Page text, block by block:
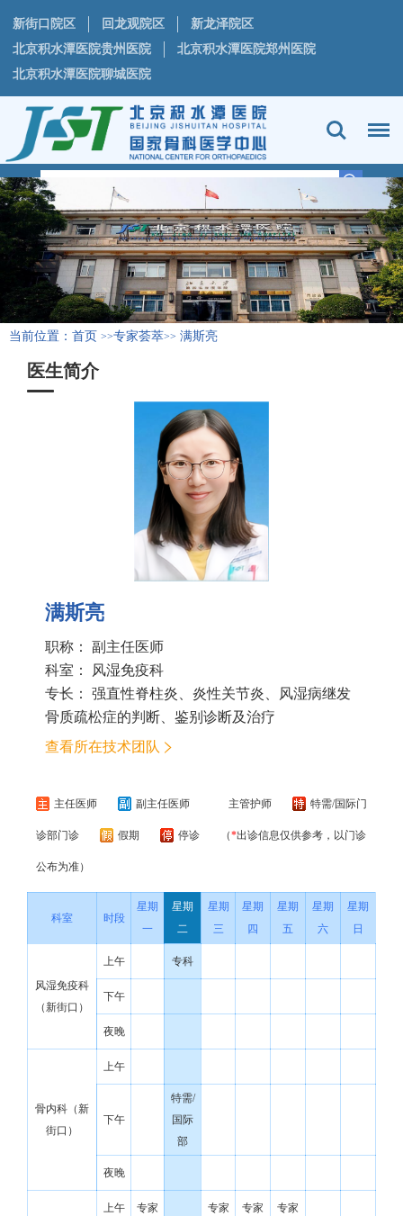
新街口院区 回龙观院区
新龙泽院区
北京积水潭医院贵州医院
北京积水潭医院郑州医院
北京积水潭医院聊城医院
当前位置： 首页 >>专家荟萃>> 满斯亮
医生简介
满斯亮
职称： 副主任医师
科室：
风湿免疫科
专长： 强直性脊柱炎、炎性关节炎、风湿病继发
骨质疏松症的判断、鉴别诊断及治疗
查看所在技术团队
主任医师 副主任医师 主管护师 特需/国际门
诊部门诊 假期 停诊 （*出诊信息仅供参考，以门诊
公布为准）
科室 时段
星期
一
星期
二
星期
三
星期
四
星期
五
星期
六
星期
日
风湿免疫科
（新街口）
上午 专科
下午
夜晚
骨内科（新
街口）
上午
下午
特需/
国际
部
夜晚
上午 专家 专家 专家 专家